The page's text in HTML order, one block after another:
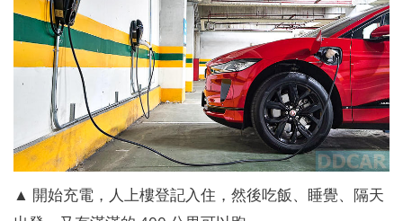
▲ 開始充電，人上樓登記入住，然後吃飯、睡覺、隔天